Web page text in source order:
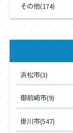
その他(174)
浜松市(3)
御前崎市(9)
掛川市(547)